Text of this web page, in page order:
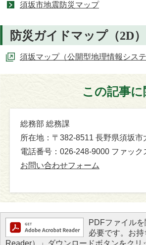
須坂市地震防災マップ
防災ガイドマップ（2D）
須坂マップ（公開型地理情報システ
この記事
総務部 総務課
所在地：〒382-8511 長野県須坂
電話番号：026-248-9000 ファッ
お問い合わせフォーム
PDFファイル
必要です。お
Reader）」ダウンロードボタンをク